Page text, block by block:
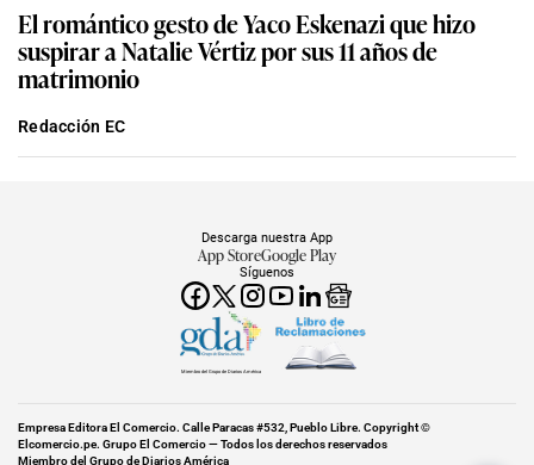
El romántico gesto de Yaco Eskenazi que hizo
suspirar a Natalie Vértiz por sus 11 años de
matrimonio
Redacción EC
Síguenos
Descarga nuestra App
App StoreGoogle Play
Miembro del Grupo de Diarios América
Empresa Editora El Comercio. Calle Paracas #532, Pueblo Libre. Copyright ©
Elcomercio.pe. Grupo El Comercio — Todos los derechos reservados
Miembro del Grupo de Diarios América